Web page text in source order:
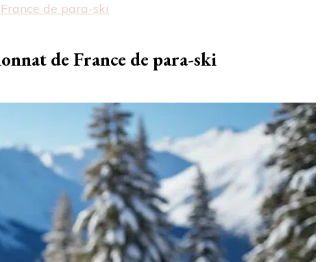
de para-ski
de France de para-ski